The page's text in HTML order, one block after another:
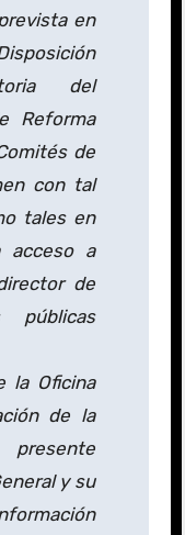
en
del
Reforma
de
con tal
tales en
acceso a
de
públicas
la Oficina
de la
y su